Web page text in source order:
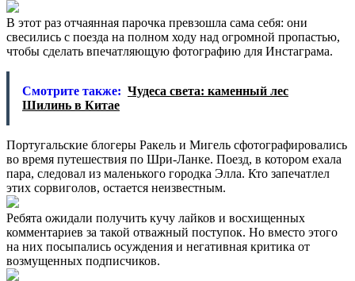
В этот раз отчаянная парочка превзошла сама себя: они
свесились с поезда на полном ходу над огромной пропастью,
чтобы сделать впечатляющую фотографию для Инстаграма.
Смотрите также: Чудеса света: каменный лес
Шилинь в Китае
Португальские блогеры Ракель и Мигель сфотографировались
во время путешествия по Шри-Ланке. Поезд, в котором ехала
пара, следовал из маленького городка Элла. Кто запечатлел
этих сорвиголов, остается неизвестным.
Ребята ожидали получить кучу лайков и восхищенных
комментариев за такой отважный поступок. Но вместо этого
на них посыпались осуждения и негативная критика от
возмущенных подписчиков.